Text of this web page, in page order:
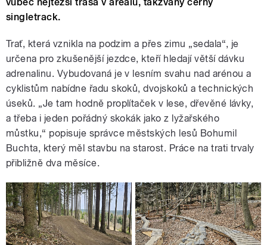
singletrack.
Trať, která vznikla na podzim a přes zimu „sedala“, je
určena pro zkušenější jezdce, kteří hledají větší dávku
adrenalinu. Vybudovaná je v lesním svahu nad arénou a
cyklistům nabídne řadu skoků, dvojskoků a technických
úseků. „Je tam hodně proplítaček v lese, dřevěné lávky,
a třeba i jeden pořádný skokák jako z lyžařského
můstku,“ popisuje správce městských lesů Bohumil
Buchta, který měl stavbu na starost. Práce na trati trvaly
přibližně dva měsíce.